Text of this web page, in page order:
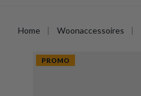
Home Woonaccessoires
PROMO